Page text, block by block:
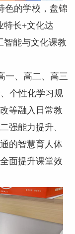
色的学校，盘锦
特长+文化达
智能与文化课教
一、高二、高三
个性化学习规
等融入日常教
强能力提升、
的智慧育人体
面提升课堂效